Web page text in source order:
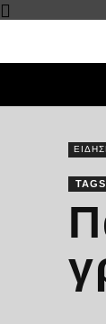
TAGS